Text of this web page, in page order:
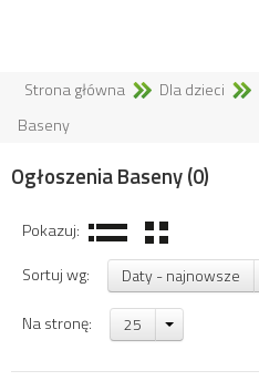
Strona główna Dla dzieci
Baseny
Ogłoszenia Baseny(0)
Pokazuj:
Sortuj wg:
Daty - najnowsze
Na stronę: 25